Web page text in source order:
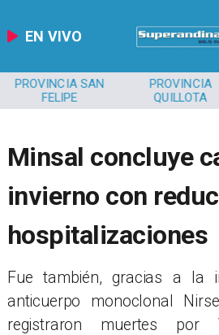
EN VIVO
PROVINCIA SAN
FELIPE
PROVINCIA
QUILLOTA
Minsal concluye
invierno con
hospitalizaciones
​​Fue también, gracias a la
anticuerpo monoclonal
registraron muertes por